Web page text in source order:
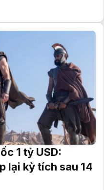
1 tỷ USD:
lại kỳ tích sau 14